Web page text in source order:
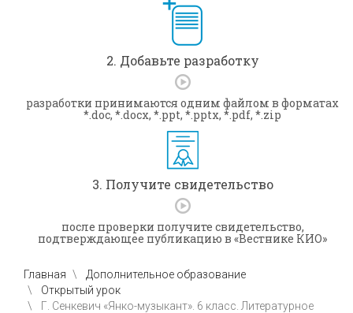
2. Добавьте разработку
разработки принимаются одним файлом в форматах
*.doc, *.docx, *.ppt, *.pptx, *.pdf, *.zip
3. Получите свидетельство
после проверки получите свидетельство,
подтверждающее публикацию в «Вестнике КИО»
Главная
Дополнительное образование
Открытый урок
Г. Сенкевич «Янко-музыкант». 6 класс. Литературное